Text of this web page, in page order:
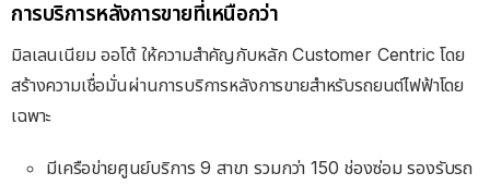
การบริการหลังการขายที่เหนือกว่า
มิลเลนเนียม ออโต้ ให้ความสำคัญกับหลัก Customer Centric โดย
สร้างความเชื่อมั่นผ่านการบริการหลังการขายสำหรับรถยนต์ไฟฟ้าโดย
เฉพาะ
มีเครือข่ายศูนย์บริการ 9 สาขา รวมกว่า 150 ช่องซ่อม รองรับรถ